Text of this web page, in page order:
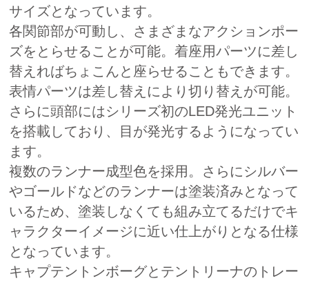
サイズとなっています。
各関節部が可動し、さまざまなアクションポー
ズをとらせることが可能。着座用パーツに差し
替えればちょこんと座らせることもできます。
表情パーツは差し替えにより切り替えが可能。
さらに頭部にはシリーズ初のLED発光ユニット
を搭載しており、目が発光するようになってい
ます。
複数のランナー成型色を採用。さらにシルバー
やゴールドなどのランナーは塗装済みとなって
いるため、塗装しなくても組み立てるだけでキ
ャラクターイメージに近い仕上がりとなる仕様
となっています。
キャプテントンボーグとテントリーナのトレー